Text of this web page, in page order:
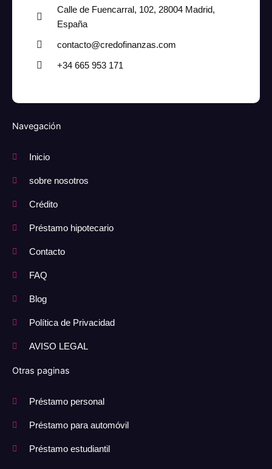
Calle de Fuencarral, 102, 28004 Madrid,
España
contacto@credofinanzas.com
+34 665 953 171
Navegación
Inicio
sobre nosotros
Crédito
Préstamo hipotecario
Contacto
FAQ
Blog
Política de Privacidad
AVISO LEGAL
Otras paginas
Préstamo personal
Préstamo para automóvil
Préstamo estudiantil